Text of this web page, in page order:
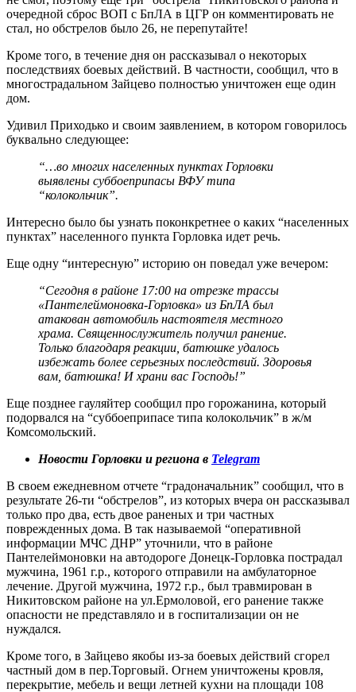
очередной сброс ВОП с БпЛА в ЦГР он комментировать не
стал, но обстрелов было 26, не перепутайте!
Кроме того, в течение дня он рассказывал о некоторых
последствиях боевых действий. В частности, сообщил, что в
многострадальном Зайцево полностью уничтожен еще один
дом.
Удивил Приходько и своим заявлением, в котором говорилось
буквально следующее:
“…во многих населенных пунктах Горловки
выявлены суббоеприпасы ВФУ типа
“колокольчик”.
Интересно было бы узнать поконкретнее о каких “населенных
пунктах” населенного пункта Горловка идет речь.
Еще одну “интересную” историю он поведал уже вечером:
“Сегодня в районе 17:00 на отрезке трассы
«Пантелеймоновка-Горловка» из БпЛА был
атакован автомобиль настоятеля местного
храма. Священнослужитель получил ранение.
Только благодаря реакции, батюшке удалось
избежать более серьезных последствий. Здоровья
вам, батюшка! И храни вас Господь!”
Еще позднее гауляйтер сообщил про горожанина, который
подорвался на “суббоеприпасе типа колокольчик” в ж/м
Комсомольский.
Новости Горловки и региона в Telegram
В своем ежедневном отчете “градоначальник” сообщил, что в
результате 26-ти “обстрелов”, из которых вчера он рассказывал
только про два, есть двое раненых и три частных
поврежденных дома. В так называемой “оперативной
информации МЧС ДНР” уточнили, что в районе
Пантелеймоновки на автодороге Донецк-Горловка пострадал
мужчина, 1961 г.р., которого отправили на амбулаторное
лечение. Другой мужчина, 1972 г.р., был травмирован в
Никитовском районе на ул.Ермоловой, его ранение также
опасности не представляло и в госпитализации он не
нуждался.
Кроме того, в Зайцево якобы из-за боевых действий сгорел
частный дом в пер.Торговый. Огнем уничтожены кровля,
перекрытие, мебель и вещи летней кухни на площади 108